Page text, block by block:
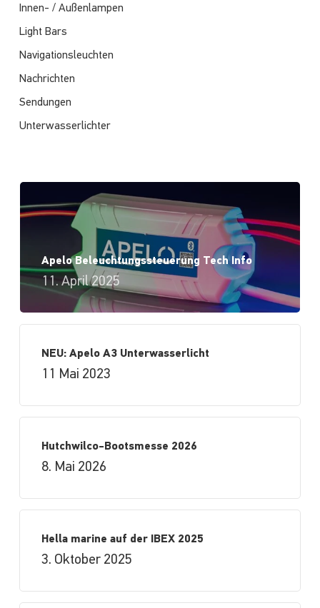
Innen- / Außenlampen
Light Bars
Navigationsleuchten
Nachrichten
Sendungen
Unterwasserlichter
Apelo Beleuchtungssteuerung Tech Info
11. April 2025
NEU: Apelo A3 Unterwasserlicht
11 Mai 2023
Hutchwilco-Bootsmesse 2026
8. Mai 2026
Hella marine auf der IBEX 2025
3. Oktober 2025